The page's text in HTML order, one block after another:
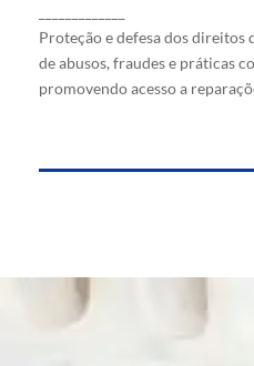
Proteção e defesa dos direitos
de abusos, fraudes e práticas
promovendo acesso a
situações de abusos,
injustas, promovendo